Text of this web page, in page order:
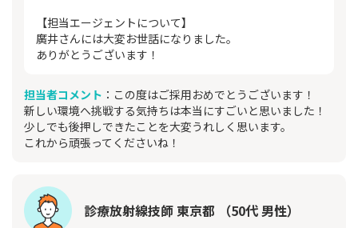
【担当エージェントについて】
廣井さんには大変お世話になりました。
ありがとうございます！
担当者コメント ：この度はご採用おめでとうございます！
新しい環境へ挑戦する気持ちは本当にすごいと思いました！
少しでも後押しできたことを大変うれしく思います。
これから頑張ってくださいね！
診療放射線技師 東京都 （50代 男性）